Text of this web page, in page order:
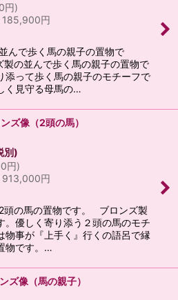
円)
185,900円
んで歩く馬の親子の置物で
の並んで歩く馬の親子の置物で
添って歩く馬の親子のモチーフで
く見守る母馬の…
ズ像（2頭の馬）
別)
円)
913,000円
頭の馬の置物です。 ブロンズ製
。優しく寄り添う２頭の馬のモチ
物事が『上手く』行くの語呂で縁
物です。…
ズ像（馬の親子）